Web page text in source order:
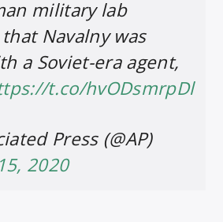
military lab
Navalny was
a Soviet-era agent,
t.co/hvODsmrpDl
Press (@AP)
2020